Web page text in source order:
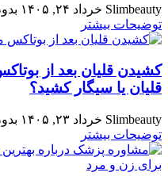
Slimbeauty خرداد ۲۴, ۱۴۰۵
توضیحات بیشتر
کشیدن قلیان بعد از
قلیان یا سیگار کشید؟
Slimbeauty خرداد ۲۳, ۱۴۰۵
توضیحات بیشتر